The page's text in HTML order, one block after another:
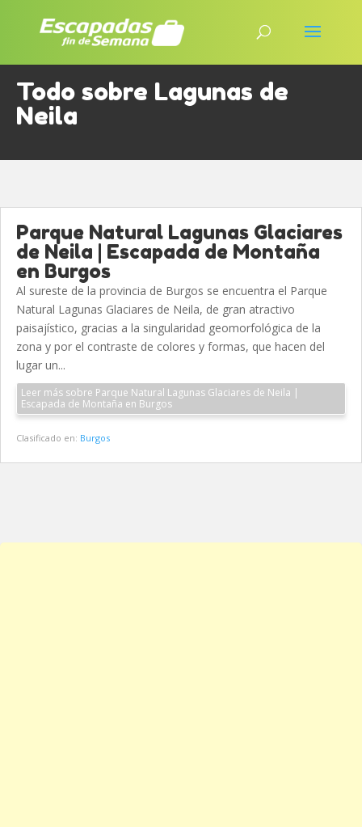
Todo sobre Lagunas de
Neila
Parque Natural Lagunas Glaciares
de Neila | Escapada de Montaña
en Burgos
Al sureste de la provincia de Burgos se encuentra el Parque
Natural Lagunas Glaciares de Neila, de gran atractivo
paisajístico, gracias a la singularidad geomorfológica de la
zona y por el contraste de colores y formas, que hacen del
lugar un...
Leer más sobre Parque Natural Lagunas Glaciares de Neila |
Escapada de Montaña en Burgos
Clasificado en: Burgos